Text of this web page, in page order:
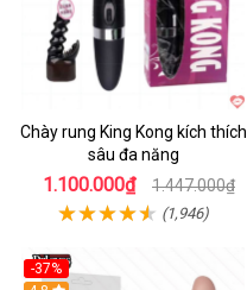
Chày rung King Kong kích thích
sâu đa năng
1.100.000₫ 1.447.000₫
(1,946)
-37%